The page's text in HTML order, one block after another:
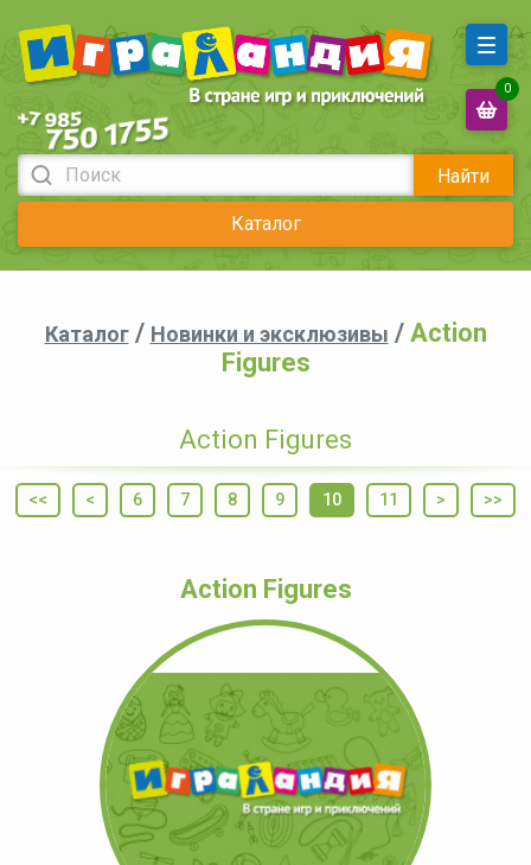
Найти
Каталог
0
Каталог/ Новинки и эксклюзивы / Action
Figures
Action Figures
<< < 6 7 8 9 10 11 > >>
Action Figures